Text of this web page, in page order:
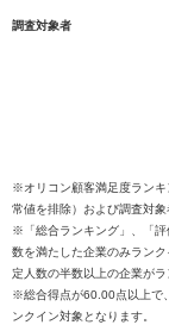
調査対象者
※オリコン顧客満足度ランキ
常値を排除）および調査対
※「総合ランキング」、「評
数を満たした企業のみラン
定人数の半数以上の企業がラ
※総合得点が60.00点以上で
ンクイン対象となります。